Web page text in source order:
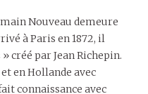
Nouveau demeure
à Paris en 1872, il
créé par Jean Richepin.
en Hollande avec
connaissance avec